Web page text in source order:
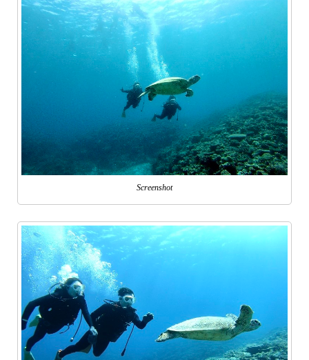
Screenshot